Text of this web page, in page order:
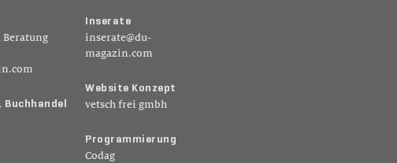
Buchh an del
I nser at e
inserate@du-
magazin.com
Web si te Kon zept
vetsch frei gmbh
Pro gr am mi er un g
Codag